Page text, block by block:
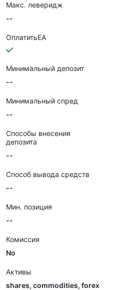
Макс. леверидж
--
ОплатитьEA
Минимальный депозит
--
Минимальный спред
--
Способы внесения
депозита
--
Способ вывода средств
--
Мин. позиция
--
Комиссия
No
Активы
shares, commodities, forex